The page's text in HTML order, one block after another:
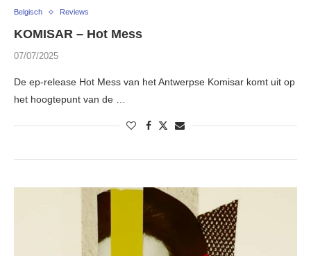
Belgisch Reviews
KOMISAR – Hot Mess
07/07/2025
De ep-release Hot Mess van het Antwerpse Komisar komt uit op
het hoogtepunt van de …